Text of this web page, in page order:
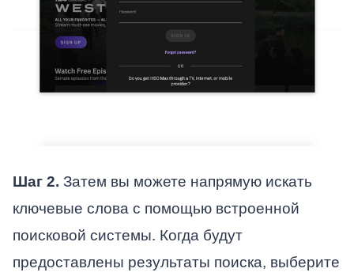
Шаг 2. Затем вы можете напрямую искать
ключевые слова с помощью встроенной
поисковой системы. Когда будут
предоставлены результаты поиска, выберите